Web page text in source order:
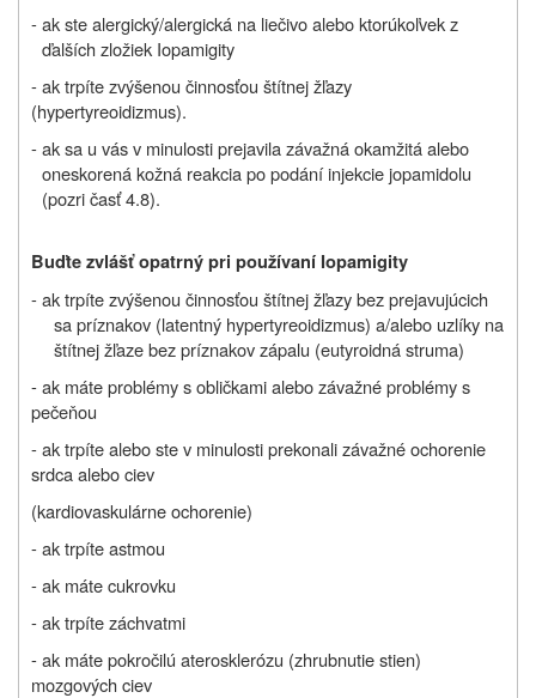
-ak ste alergický/alergická na liečivo alebo ktorúkoľvek z
ďalších zložiek Iopamigity
- ak trpíte zvýšenou činnosťou štítnej žľazy
(hypertyreoidizmus).
- ak sa u vás v minulosti prejavila závažná okamžitá alebo
oneskorená kožná reakcia po podání injekcie jopamidolu
(pozri časť 4.8).
Buďte zvlášť opatrný pri používaní Iopamigity
- ak trpíte zvýšenou činnosťou štítnej žľazy bez prejavujúcich
sa príznakov (latentný hypertyreoidizmus) a/alebo uzlíky na
štítnej žľaze bez príznakov zápalu (eutyroidná struma)
- ak máte problémy s obličkami alebo závažné problémy s
pečeňou
- ak trpíte alebo ste v minulosti prekonali závažné ochorenie
srdca alebo ciev
(kardiovaskulárne ochorenie)
- ak trpíte astmou
- ak máte cukrovku
- ak trpíte záchvatmi
- ak máte pokročilú aterosklerózu (zhrubnutie stien)
mozgových ciev